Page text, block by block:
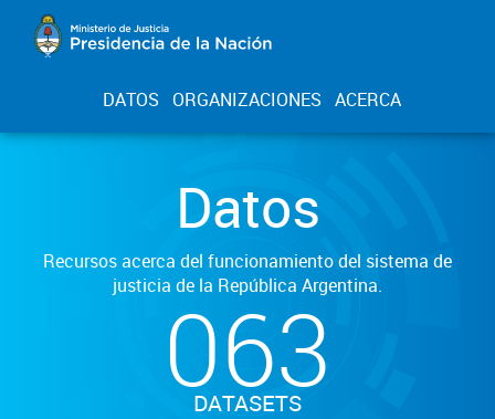
DATOS ORGANIZACIONES ACERCA
Datos
Recursos acerca del funcionamiento del sistema de
justicia de la República Argentina.
063
DATASETS